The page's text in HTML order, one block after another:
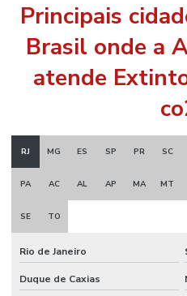
Principais
Brasil onde a
atende
RJ MG ES SP PR SC
PA AC AL AP MA MT
SE TO
Rio de Janeiro
Duque de Caxias